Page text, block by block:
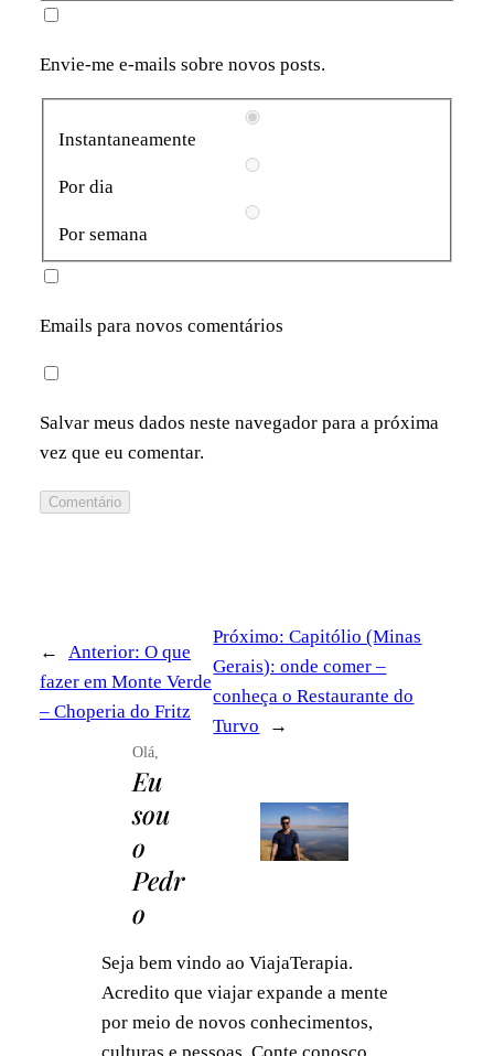
Envie-me e-mails sobre novos posts.
Instantaneamente
Por dia
Por semana
Emails para novos comentários
Salvar meus dados neste navegador para a próxima
vez que eu comentar.
Comentário
← Anterior: O que
fazer em Monte Verde
– Choperia do Fritz
Próximo: Capitólio (Minas
Gerais): onde comer –
conheça o Restaurante do
Turvo
→
Olá,
Eu
sou
o
Pedr
o
Seja bem vindo ao ViajaTerapia.
Acredito que viajar expande a mente
por meio de novos conhecimentos,